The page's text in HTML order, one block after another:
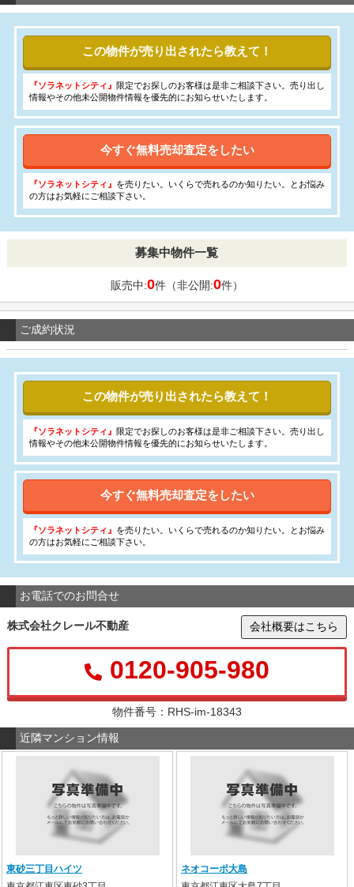
この物件が売り出されたら教えて！
『ソラネットシティ』
限定でお探しのお客様は是非ご相談下さい。売り出し
情報やその他未公開物件情報を優先的にお知らせいたします。
今すぐ無料売却査定をしたい
『ソラネットシティ』 を売りたい。いくらで売れるのか知りたい。とお悩み
の方はお気軽にご相談下さい。
募集中物件一覧
販売中:0件（非公開:0件）
ご成約状況
この物件が売り出されたら教えて！
『ソラネットシティ』 限定でお探しのお客様は是非ご相談下さい。売り出し
情報やその他未公開物件情報を優先的にお知らせいたします。
今すぐ無料売却査定をしたい
『ソラネットシティ』 を売りたい。いくらで売れるのか知りたい。とお悩み
の方はお気軽にご相談下さい。
お電話でのお問合せ
株式会社クレール不動産 会社概要はこちら
0120-905-980
物件番号：RHS-im-18343
近隣マンション情報
東砂三丁目ハイツ
ネオコーポ大島